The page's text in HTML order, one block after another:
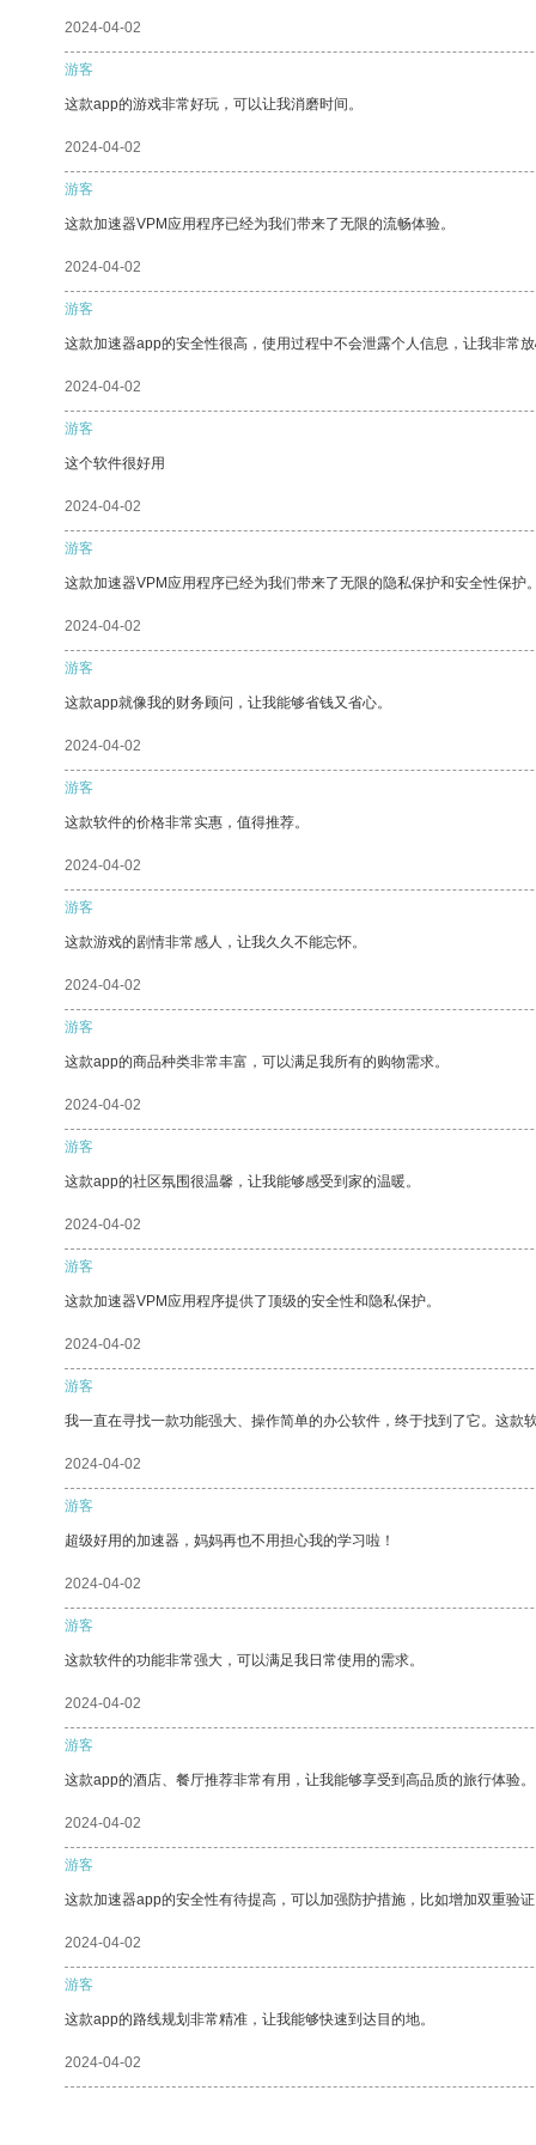
2024-04-02
游客
这款app的游戏非常好玩，可以让我消磨时间。
2024-04-02
游客
这款加速器VPM应用程序已经为我们带来了无限的流畅体验。
2024-04-02
游客
这款加速器app的安全性很高，使用过程中不会泄露个人信息，让我非常
2024-04-02
游客
这个软件很好用
2024-04-02
游客
这款加速器VPM应用程序已经为我们带来了无限的隐私保护和安全性保护
2024-04-02
游客
这款app就像我的财务顾问，让我能够省钱又省心。
2024-04-02
游客
这款软件的价格非常实惠，值得推荐。
2024-04-02
游客
这款游戏的剧情非常感人，让我久久不能忘怀。
2024-04-02
游客
这款app的商品种类非常丰富，可以满足我所有的购物需求。
2024-04-02
游客
这款app的社区氛围很温馨，让我能够感受到家的温暖。
2024-04-02
游客
这款加速器VPM应用程序提供了顶级的安全性和隐私保护。
2024-04-02
游客
我一直在寻找一款功能强大、操作简单的办公软件，终于找到了它。这
2024-04-02
游客
超级好用的加速器，妈妈再也不用担心我的学习啦！
2024-04-02
游客
这款软件的功能非常强大，可以满足我日常使用的需求。
2024-04-02
游客
这款app的酒店、餐厅推荐非常有用，让我能够享受到高品质的旅行体验。
2024-04-02
游客
这款加速器app的安全性有待提高，可以加强防护措施，比如增加双重验
2024-04-02
游客
这款app的路线规划非常精准，让我能够快速到达目的地。
2024-04-02